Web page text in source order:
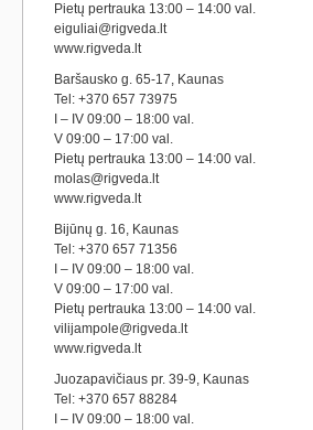
Pietų pertrauka 13:00 – 14:00 val.
eiguliai@rigveda.lt
www.rigveda.lt
Baršausko g. 65-17, Kaunas
Tel: +370 657 73975
I – IV 09:00 – 18:00 val.
V 09:00 – 17:00 val.
Pietų pertrauka 13:00 – 14:00 val.
molas@rigveda.lt
www.rigveda.lt
Bijūnų g. 16, Kaunas
Tel: +370 657 71356
I – IV 09:00 – 18:00 val.
V 09:00 – 17:00 val.
Pietų pertrauka 13:00 – 14:00 val.
vilijampole@rigveda.lt
www.rigveda.lt
Juozapavičiaus pr. 39-9, Kaunas
Tel: +370 657 88284
I – IV 09:00 – 18:00 val.